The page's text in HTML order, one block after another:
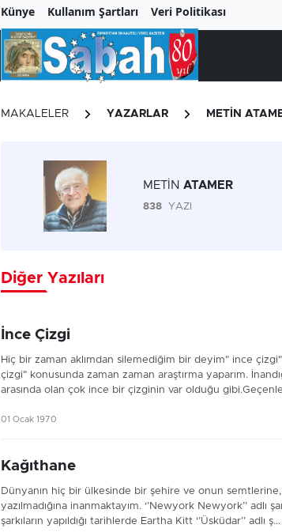
Künye Kullanım Şartları Veri Politikası
MAKALELER YAZARLAR METİN
METİN ATAMER
838 YAZI
Diğer Yazıları
İnce Çizgi
Hiç bir zaman aklımdan silemediğim bir deyim" ince
çizgi" konusunda zaman zaman araştırma yaparım.
arasında olan çok ince bir çizginin var olduğu
01 Ocak 1970
Kağıthane
Dünyanın hiç bir ülkesinde bir şehire ve onun
yazılmadığına inanmaktayım. ‘’Newyork Newyork’’ adlı
şarkıların yapıldığı tarihlerde Eartha Kitt ‘’Üsküdar’’ adlı ş...